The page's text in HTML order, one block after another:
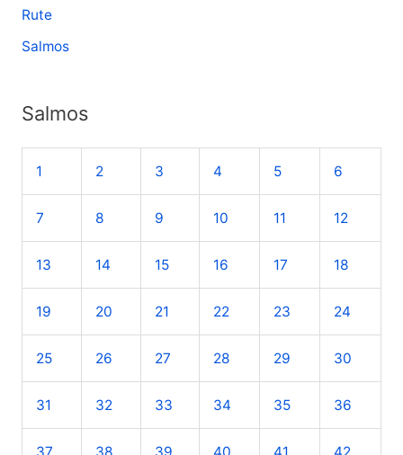
Rute
Salmos
Salmos
1 2 3 4 5 6
7 8 9 10 11 12
13 14 15 16 17 18
19 20 21 22 23 24
25 26 27 28 29 30
31 32 33 34 35 36